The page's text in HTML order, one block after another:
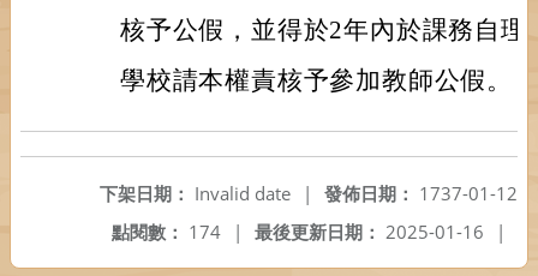
核予公假，並得於2年內於課務自
學校請本權責核予參加教師公假。
發佈日期： 1737-01-12
下架日期： Invalid date
|
最後更新日期： 2025-01-16 |
點閱數： 174 |